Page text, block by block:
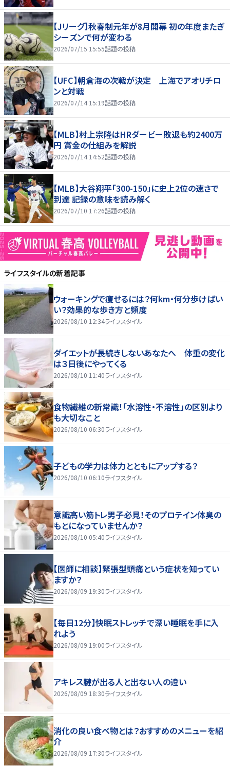
【Jリーグ】秋春制元年が8月開幕 初の年度またぎ
シーズンで何が変わる
2026/07/15 15:55話題の投稿
【UFC】朝倉海の次戦が決定 上海でアオリチロ
ンと対戦
2026/07/14 15:19話題の投稿
【MLB】村上宗隆はHRダービー敗退も約2400万
円 賞金の仕組みを解説
2026/07/14 14:52話題の投稿
【MLB】大谷翔平「300-150」に史上2位の速さで
到達 記録の意味を読み解く
2026/07/10 17:26話題の投稿
ライフスタイルの新着記事
ウォーキングで痩せるには？何km・何分歩けばい
い？効果的な歩き方と頻度
2026/08/10 12:34ライフスタイル
ダイエットが長続きしないあなたへ 体重の変化
は３日後にやってくる
2026/08/10 11:40ライフスタイル
食物繊維の新常識！「水溶性・不溶性」の区別より
も大切なこと
2026/08/10 06:30ライフスタイル
子どもの学力は体力とともにアップする？
2026/08/10 06:10ライフスタイル
意識高い筋トレ男子必見！そのプロテイン体臭の
もとになっていませんか？
2026/08/10 05:40ライフスタイル
【医師に相談】緊張型頭痛という症状を知ってい
ますか？
2026/08/09 19:30ライフスタイル
【毎日12分】快眠ストレッチで深い睡眠を手に入
れよう
2026/08/09 19:00ライフスタイル
アキレス腱が出る人と出ない人の違い
2026/08/09 18:30ライフスタイル
消化の良い食べ物とは？おすすめのメニューを紹
介
2026/08/09 17:30ライフスタイル